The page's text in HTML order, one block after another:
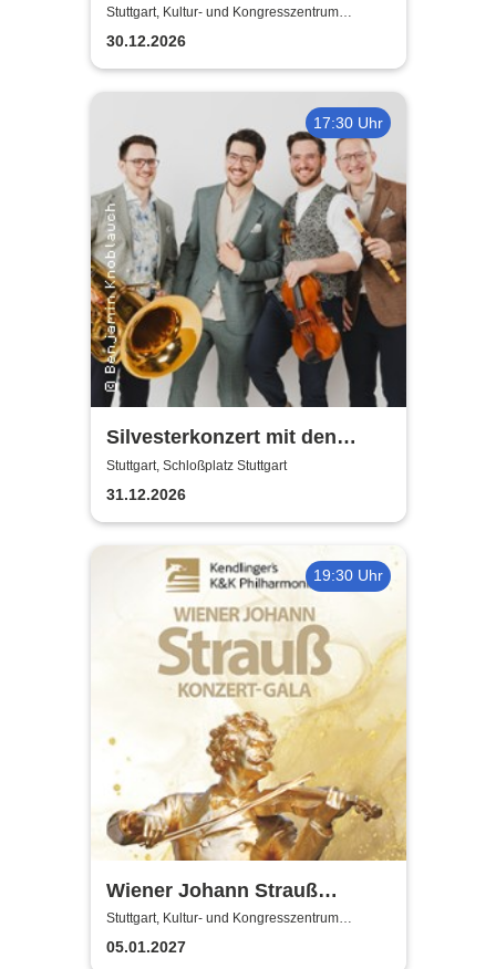
Stuttgarter Philharmoniker,
Beethoven Chor Stuttgart
Stuttgart, Kultur- und Kongresszentrum
Liederhalle Stuttgart
30.12.2026
17:30 Uhr
Silvesterkonzert mit den
Hanke Brothers
Stuttgart, Schloßplatz Stuttgart
31.12.2026
19:30 Uhr
Wiener Johann Strauß
Konzert-Gala - mit Ballett
Stuttgart, Kultur- und Kongresszentrum
Liederhalle Stuttgart
05.01.2027